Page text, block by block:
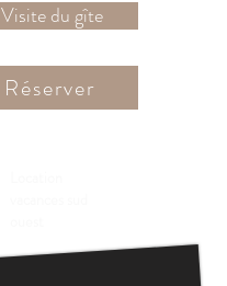
Réserver
Visite du gîte